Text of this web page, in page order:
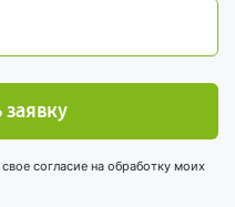
заявку
согласие на обработку моих